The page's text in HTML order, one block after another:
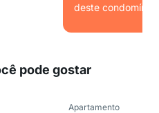
deste condomínio.
pode gostar
Apartamento